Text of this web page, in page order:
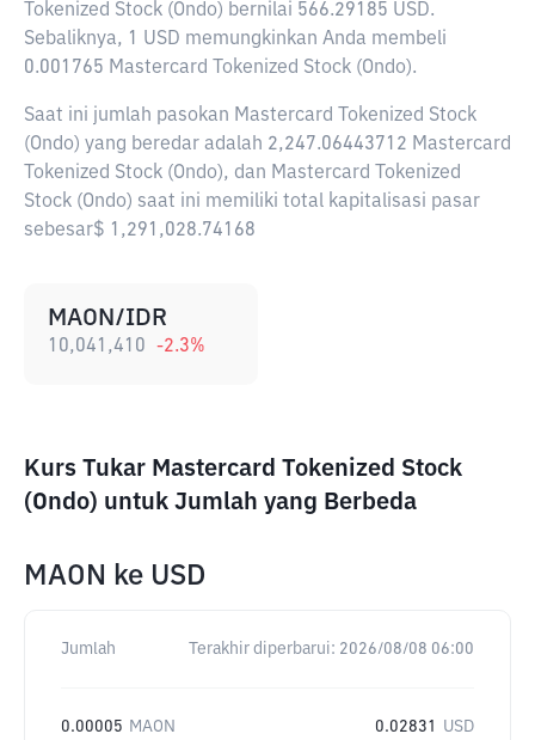
Tokenized Stock (Ondo) bernilai 566.29185 USD.
Sebaliknya, 1 USD memungkinkan Anda membeli
0.001765 Mastercard Tokenized Stock (Ondo).
Saat ini jumlah pasokan Mastercard Tokenized Stock
(Ondo) yang beredar adalah 2,247.06443712 Mastercard
Tokenized Stock (Ondo), dan Mastercard Tokenized
Stock (Ondo) saat ini memiliki total kapitalisasi pasar
sebesar$ 1,291,028.74168
MAON/IDR
10,041,410 -2.3%
Kurs Tukar Mastercard Tokenized Stock
(Ondo) untuk Jumlah yang Berbeda
MAON ke USD
Jumlah Terakhir diperbarui: 2026/08/08 06:00
0.00005 MAON 0.02831 USD